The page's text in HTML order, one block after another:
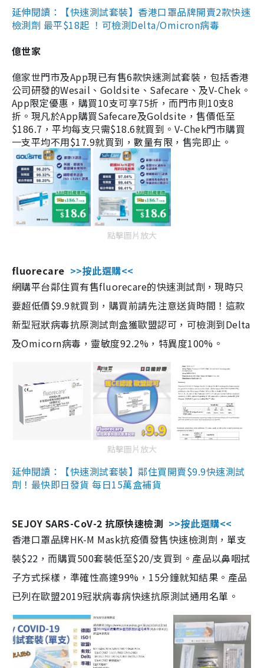
延伸閱讀：【快速測試套裝】香港口罩品牌開賣2款快速
檢測劑 最平$18起 ！可檢測Delta/Omicron病毒
億世家
億家世門市及App現已有售6款快速測試套裝，包括香港
公司研發的Wesail、Goldsite、Safecare、及V-Chek。
App限定優惠，購買10支可享75折，而門市則10支8
折。現凡於App購買Safecare及Goldsite，售價低至
$186.7，平均每支只需$18.6就買到。V-Chek門市購買
一支平均不用$17.9就買到，數量有限，售完即止。
點擊圖片放大
fluorecare >>按此選購<<
網購平台鄰住買有售fluorecare的快速測試劑，現時只
要超低價$9.9就買到，購買前請先注意送貨時間！這款
新型冠狀病毒抗原測試劑盒獲歐盟認可，可檢測到Delta
及Omicorn病毒，靈敏度92.2%，特異度100%。
點擊圖片放大
延伸閱讀：【快速測試套裝】鄰住買開賣$9.9快速測試
劑！最快即日發貨 每日15萬盒補貨
SEJOY SARS-CoV-2 抗原快速檢測 >>按此選購<<
香港口罩品牌HK-M Mask抗疫價發售快速檢測劑，單支
裝$22，而購買500套裝低至$20/支買到。產品以鼻咽拭
子方式採樣，準確性高達99%，15分鐘就知結果。產品
已列在歐盟2019冠狀病毒病快速抗原測試通用名單。